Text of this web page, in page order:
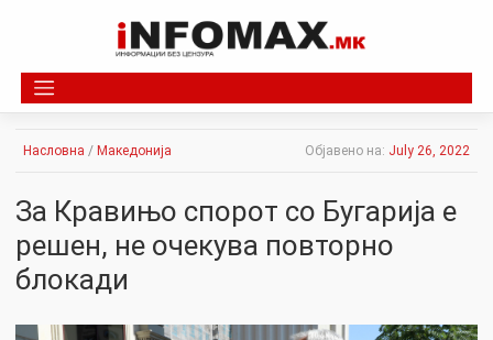
Насловна / Македонија Објавено на: July 26, 2022
За Кравињо спорот со Бугарија е
решен, не очекува повторно
блокади